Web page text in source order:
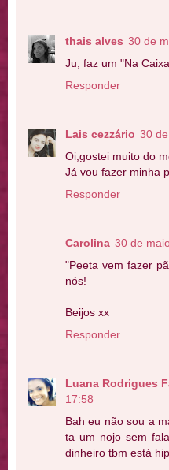
thais alves 30 de
Ju, faz um "Na
Responder
Lais cezzário 30
Oi,gostei muito do
Já vou fazer minha
Responder
Carolina 30 de
"Peeta vem fazer
nós!
Beijos xx
Responder
Luana Rodrigues
17:58
Bah eu não sou a
ta um nojo sem
dinheiro tbm está